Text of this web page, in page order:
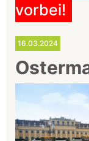
vorbei!
16.03.2024